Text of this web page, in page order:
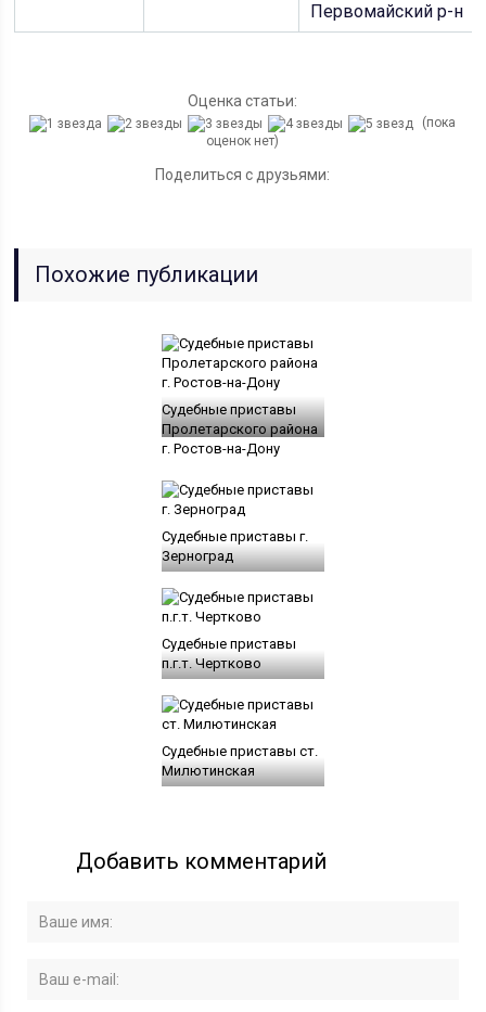
Первомайский р-н
Оценка статьи:
(пока
оценок нет)
Поделиться с друзьями:
Похожие публикации
Судебные приставы
Пролетарского района
г. Ростов-на-Дону
Судебные приставы г.
Зерноград
Судебные приставы
п.г.т. Чертково
Судебные приставы ст.
Милютинская
Добавить комментарий